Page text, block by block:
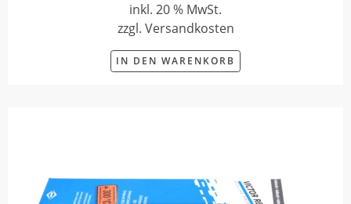
inkl. 20 % MwSt.
zzgl. Versandkosten
IN DEN WARENKORB